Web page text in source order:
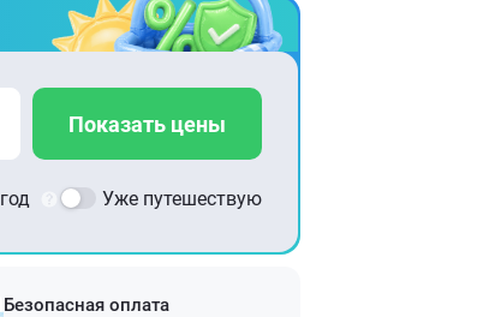
Показать цены
Уже путешествую
Безопасная оплата